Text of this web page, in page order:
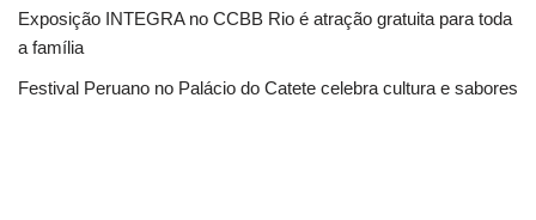
Exposição INTEGRA no CCBB Rio é atração gratuita para toda
a família
Festival Peruano no Palácio do Catete celebra cultura e sabores